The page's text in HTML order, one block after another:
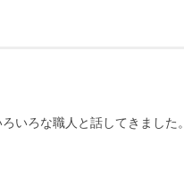
いろな職人と話してきました。